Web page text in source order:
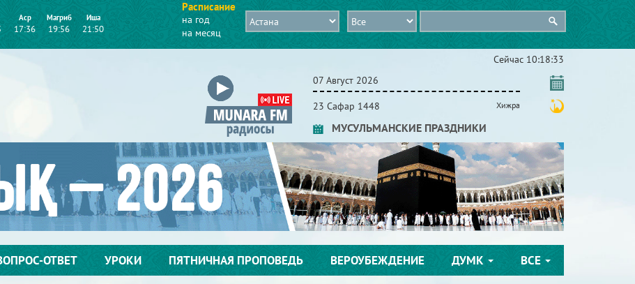
Аср
17:36
Магриб
19:56
Иша
21:50
Расписание
на год
на месяц
Сейчас 10:18:34
07 Август 2026
23 Сафар 1448 Хижра
МУСУЛЬМАНСКИЕ ПРАЗДНИКИ
ОТВЕТ УРОКИ ПЯТНИЧНАЯ ПРОПОВЕДЬ ВЕРОУБЕЖДЕНИЕ ДУМК ВСЕ